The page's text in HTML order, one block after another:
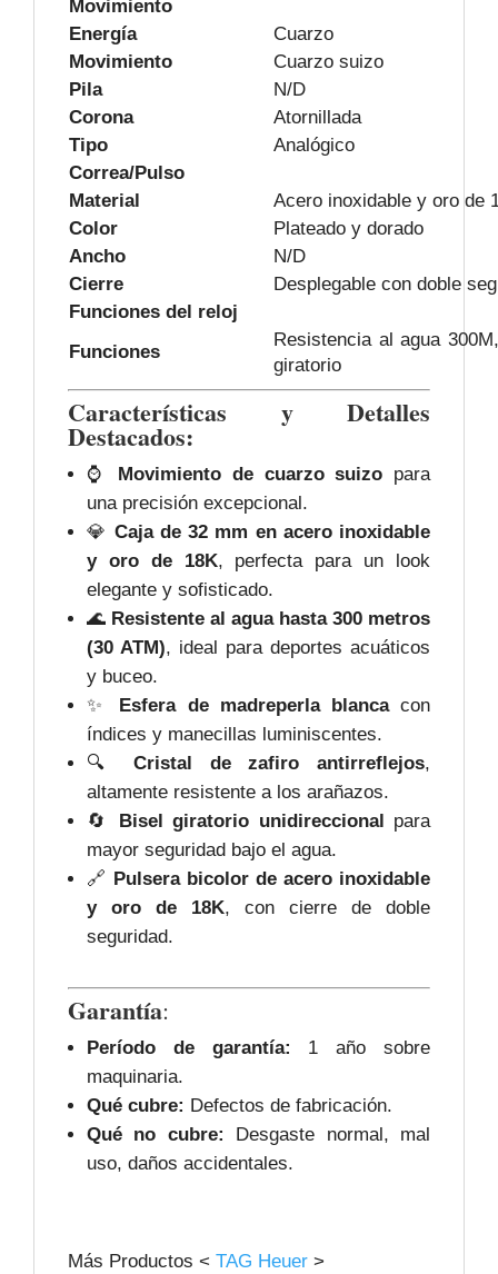
Movimiento
Energía
Cuarzo
Movimiento
Cuarzo suizo
Pila
N/D
Corona
Atornillada
Tipo
Analógico
Correa/Pulso
Material
Acero inoxidable y oro de
Color
Plateado y dorado
Ancho
N/D
Cierre
Desplegable con doble
Funciones del reloj
Funciones
Resistencia al agua
giratorio
Características y Detalles
Destacados:
⌚ Movimiento de cuarzo suizo para
una precisión excepcional.
💎 Caja de 32 mm en acero inoxidable
y oro de 18K, perfecta para un look
elegante y sofisticado.
🌊 Resistente al agua hasta 300 metros
(30 ATM), ideal para deportes acuáticos
y buceo.
✨
Esfera de madreperla blancacon
índices y manecillas luminiscentes.
🔍Cristal de zafiro antirreflejos,
altamente resistente a los arañazos.
🔄
Bisel giratorio unidireccional
para
mayor seguridad bajo el agua.
🔗 Pulsera bicolor de acero inoxidable
y oro de 18K, con cierre de doble
seguridad.
Garantía:
Período de garantía: 1 año sobre
maquinaria.
Qué cubre: Defectos de fabricación.
Qué no cubre: Desgaste normal, mal
uso, daños accidentales.
Más Productos < TAG Heuer >